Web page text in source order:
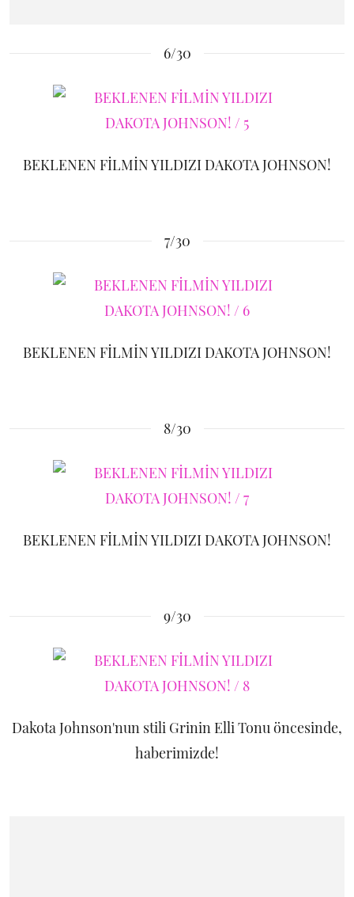
6/30
BEKLENEN FİLMİN YILDIZI DAKOTA JOHNSON!
7/30
BEKLENEN FİLMİN YILDIZI DAKOTA JOHNSON!
8/30
BEKLENEN FİLMİN YILDIZI DAKOTA JOHNSON!
9/30
Dakota Johnson'nun stili Grinin Elli Tonu öncesinde,
haberimizde!